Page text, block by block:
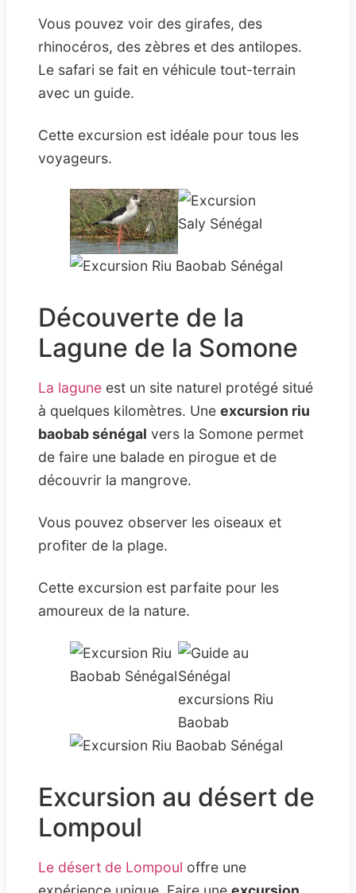
Vous pouvez voir des girafes, des
rhinocéros, des zèbres et des antilopes.
Le safari se fait en véhicule tout-terrain
avec un guide.
Cette excursion est idéale pour tous les
voyageurs.
Découverte de la
Lagune de la Somone
La lagune est un site naturel protégé situé
à quelques kilomètres. Une excursion riu
baobab sénégal vers la Somone permet
de faire une balade en pirogue et de
découvrir la mangrove.
Vous pouvez observer les oiseaux et
profiter de la plage.
Cette excursion est parfaite pour les
amoureux de la nature.
Excursion au désert de
Lompoul
Le désert de Lompoul offre une